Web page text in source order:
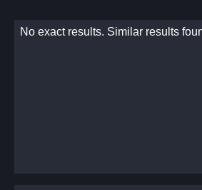
No exact results. Similar results